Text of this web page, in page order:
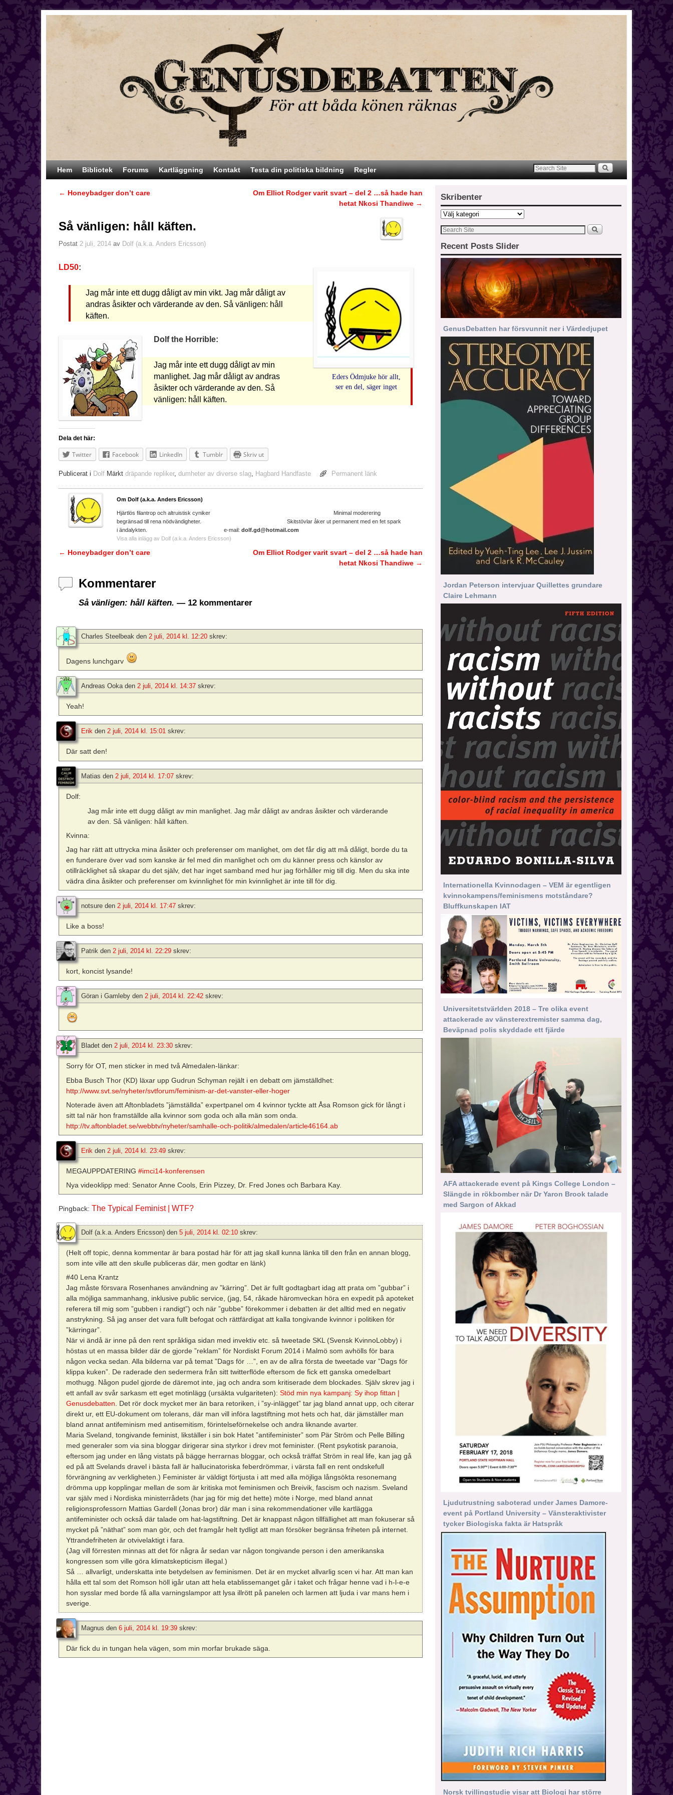
Hoppa till huvudinnehåll
Hoppa till sekundärt innehåll
Hem Bibliotek Forums Kartläggning Kontakt Testa din politiska bildning Regler
Inläggsnavigering
← Honeybadger don’t care
Om Elliot Rodger varit svart – del 2 …så hade han
hetat Nkosi Thandiwe →
Så vänligen: håll käften.
Postat 2 juli, 2014 av Dolf (a.k.a. Anders Ericsson)
Eders Ödmjuke hör allt,
ser en del, säger inget
LD50:
Jag mår inte ett dugg dåligt av min vikt. Jag mår dåligt av
andras åsikter och värderande av den. Så vänligen: håll
käften.
Dolf the Horrible:
Jag mår inte ett dugg dåligt av min
manlighet. Jag mår dåligt av andras
åsikter och värderande av den. Så
vänligen: håll käften.
Dela det här:
Twitter Facebook LinkedIn Tumblr Skriv ut
Publicerat i Dolf Märkt dräpande repliker, dumheter av diverse slag, Hagbard Handfaste Permanent länk
Om Dolf (a.k.a. Anders Ericsson)
Hjärtlös filantrop och altruistisk cyniker Minimal moderering
begränsad till rena nödvändigheter. Skitstövlar åker ut permanent med en fet spark
i ändalykten. e-mail: dolf.gd@hotmail.com
Visa alla inlägg av Dolf (a.k.a. Anders Ericsson)
Inläggsnavigering
← Honeybadger don’t care
Om Elliot Rodger varit svart – del 2 …så hade han
hetat Nkosi Thandiwe →
Kommentarer
Så vänligen: håll käften. — 12 kommentarer
Charles Steelbeak den 2 juli, 2014 kl. 12:20 skrev:
Dagens lunchgarv
Andreas Ookaden 2 juli, 2014 kl. 14:37 skrev:
Yeah!
Erik den 2 juli, 2014 kl. 15:01 skrev:
Där satt den!
Matias den 2 juli, 2014 kl. 17:07 skrev:
Dolf:
Jag mår inte ett dugg dåligt av min manlighet. Jag mår dåligt av andras åsikter och värderande
av den. Så vänligen: håll käften.
Kvinna:
Jag har rätt att uttrycka mina åsikter och preferenser om manlighet, om det får dig att må dåligt, borde du ta
en funderare över vad som kanske är fel med din manlighet och om du känner press och känslor av
otillräcklighet så skapar du det själv, det har inget samband med hur jag förhåller mig till dig. Men du ska inte
vädra dina åsikter och preferenser om kvinnlighet för min kvinnlighet är inte till för dig.
notsure den 2 juli, 2014 kl. 17:47 skrev:
Like a boss!
Patrik den 2 juli, 2014 kl. 22:29 skrev:
kort, koncist lysande!
Göran i Gamleby den 2 juli, 2014 kl. 22:42 skrev:
Bladet den 2 juli, 2014 kl. 23:30 skrev:
Sorry för OT, men sticker in med två Almedalen-länkar:
Ebba Busch Thor (KD) läxar upp Gudrun Schyman rejält i en debatt om jämställdhet:
http://www.svt.se/nyheter/svtforum/feminism-ar-det-vanster-eller-hoger
Noterade även att Aftonbladets ”jämställda” expertpanel om 4 kvinnor tyckte att Åsa Romson gick för långt i
sitt tal när hon framställde alla kvinnor som goda och alla män som onda.
http://tv.aftonbladet.se/webbtv/nyheter/samhalle-och-politik/almedalen/article46164.ab
Erik den 2 juli, 2014 kl. 23:49 skrev:
MEGAUPPDATERING#imci14-konferensen
Nya videoklipp med: Senator Anne Cools, Erin Pizzey, Dr. Fred Jones och Barbara Kay.
Pingback: The Typical Feminist | WTF?
Dolf (a.k.a. Anders Ericsson) den 5 juli, 2014 kl. 02:10 skrev:
(Helt off topic, denna kommentar är bara postad här för att jag skall kunna länka till den från en annan blogg,
som inte ville att den skulle publiceras där, men godtar en länk)
#40 Lena Krantz
Jag måste försvara Rosenhanes användning av ”kärring”. Det är fullt godtagbart idag att prata om ”gubbar” i
alla möjliga sammanhang, inklusive public service, (jag, 54, råkade häromveckan höra en expedit på apoteket
referera till mig som ”gubben i randigt”) och när ”gubbe” förekommer i debatten är det alltid med en negativ
anstrykning. Så jag anser det vara fullt befogat och rättfärdigat att kalla tongivande kvinnor i politiken för
”kärringar”.
När vi ändå är inne på den rent språkliga sidan med invektiv etc. så tweetade SKL (Svensk KvinnoLobby) i
höstas ut en massa bilder där de gjorde ”reklam” för Nordiskt Forum 2014 i Malmö som avhölls för bara
någon vecka sedan. Alla bilderna var på temat ”Dags för …”, en av de allra första de tweetade var ”Dags för
klippa kuken”. De raderade den sedermera från sitt twitterflöde eftersom de fick ett ganska omedelbart
mothugg. Någon pudel gjorde de däremot inte, jag och andra som kritiserade dem blockades. Själv skrev jag i
ett anfall av svår sarkasm ett eget motinlägg (ursäkta vulgariteten):Stöd min nya kampanj: Sy ihop fittan |
Genusdebatten . Det rör dock mycket mer än bara retoriken, i ”sy-inlägget” tar jag bland annat upp, och citerar
direkt ur, ett EU-dokument om tolerans, där man vill införa lagstiftning mot hets och hat, där jämställer man
bland annat antifeminism med antisemitism, förintelseförnekelse och andra liknande avarter.
Maria Sveland, tongivande feminist, likställer i sin bok Hatet ”antifeminister” som Pär Ström och Pelle Billing
med generaler som via sina bloggar dirigerar sina styrkor i drev mot feminister. (Rent psykotisk paranoia,
eftersom jag under en lång vistats på bägge herrarnas bloggar, och också träffat Ström in real life, kan jag gå
ed på att Svelands dravel i bästa fall är hallucinatoriska feberdrömmar, i värsta fall en rent ondskefull
förvrängning av verkligheten.) Feminister är väldigt förtjusta i att med alla möjliga långsökta resonemang
drömma upp kopplingar mellan de som är kritiska mot feminismen och Breivik, fascism och nazism. Sveland
var själv med i Nordiska ministerrådets (har jag för mig det hette) möte i Norge, med bland annat
religionsprofessorn Mattias Gardell (Jonas bror) där man i sina rekommendationer ville kartlägga
antifeminister och också där talade om hat-lagstiftning. Det är knappast någon tillfällighet att man fokuserar så
mycket på ”näthat” som man gör, och det framgår helt tydligt att man försöker begränsa friheten på internet.
Yttrandefriheten är otvivelaktigt i fara.
(Jag vill förresten minnas att det för några år sedan var någon tongivande person i den amerikanska
kongressen som ville göra klimatskepticism illegal.)
Så … allvarligt, underskatta inte betydelsen av feminismen. Det är en mycket allvarlig scen vi har. Att man kan
hålla ett tal som det Romson höll igår utan att hela etablissemanget går i taket och frågar henne vad i h-l-e-e
hon sysslar med borde få alla varningslampor att lysa illrött på panelen och larmen att ljuda i var mans hem i
sverige.
Magnus den 6 juli, 2014 kl. 19:39 skrev:
Där fick du in tungan hela vägen, som min morfar brukade säga.
Skribenter
Recent Posts Slider
GenusDebatten har försvunnit ner i Värdedjupet
Jordan Peterson intervjuar Quillettes grundare
Claire Lehmann
Internationella Kvinnodagen – VEM är egentligen
kvinnokampens/feminismens motståndare?
Bluffkunskapen IAT
Universitetstvärlden 2018 – Tre olika event
attackerade av vänsterextremister samma dag,
Beväpnad polis skyddade ett fjärde
AFA attackerade event på Kings College London –
Slängde in rökbomber när Dr Yaron Brook talade
med Sargon of Akkad
Ljudutrustning saboterad under James Damore-
event på Portland University – Vänsteraktivister
tycker Biologiska fakta är Hatspråk
Norsk tvillingstudie visar att Biologi har större